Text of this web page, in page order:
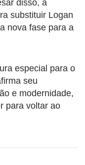
disso, a
substituir Logan
nova fase para a
especial para o
seu
e modernidade,
para voltar ao